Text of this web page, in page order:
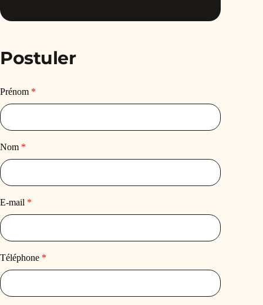
Postuler